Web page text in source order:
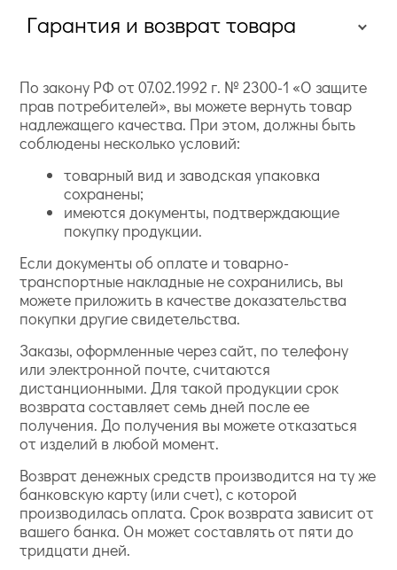
Гарантия и возврат товара
По закону РФ от 07.02.1992 г. № 2300-1 «О защите
прав потребителей», вы можете вернуть товар
надлежащего качества. При этом, должны быть
соблюдены несколько условий:
товарный вид и заводская упаковка
сохранены;
имеются документы, подтверждающие
покупку продукции.
Если документы об оплате и товарно-
транспортные накладные не сохранились, вы
можете приложить в качестве доказательства
покупки другие свидетельства.
Заказы, оформленные через сайт, по телефону
или электронной почте, считаются
дистанционными. Для такой продукции срок
возврата составляет семь дней после ее
получения. До получения вы можете отказаться
от изделий в любой момент.
Возврат денежных средств производится на ту же
банковскую карту (или счет), с которой
производилась оплата. Срок возврата зависит от
вашего банка. Он может составлять от пяти до
тридцати дней.